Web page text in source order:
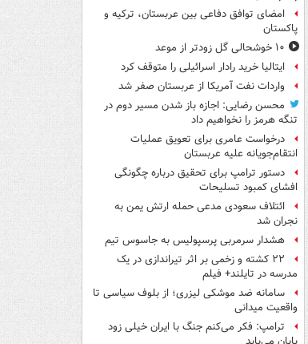
امضای توافق دفاعی بین عربستان، ترکیه و
پاکستان
۱۰ خوشحالی گل زودتر از موعد
ایتالیا خرید رادار اسرائیلی را متوقف کرد
واردات نفت آمریکا از عربستان صفر شد
محسن رضایی: اجازه باز شدن مسیر دوم در
تنگه هرمز را نخواهیم داد
درخواست عامری برای تعویق عملیات
انتقام‌جویانه علیه عربستان
دستور ترامپ برای تحقیق درباره چگونگی
افشای کمبود تسلیحات
ائتلاف سعودی مدعی حمله ارتش یمن به
نجران شد
هشدار سرمربی پرسپولیس به جاسوس تیم
۲۲ کشته و زخمی بر اثر تیراندازی در یک
مدرسه در تایلند+ فیلم
سامانه ضد موشکی لیزری؛ از بلوف سیاسی تا
واقعیت میدانی
ترامپ: فکر می‌کنم جنگ با ایران خیلی زود